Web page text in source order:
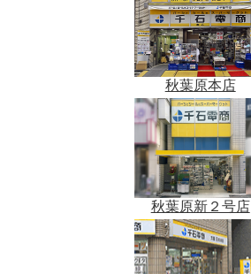
秋葉原本店
秋葉原新２号店